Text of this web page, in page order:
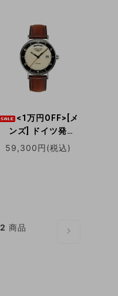
<1万円OFF>[メ
ンズ] ドイツ発
BAUHAUS
59,300円(税込)
商品